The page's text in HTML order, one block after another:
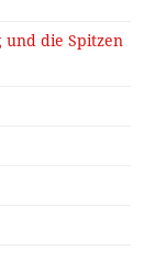
und die Spitzen